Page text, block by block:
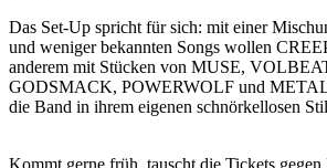
Das Set-Up spricht für sich: mit einer
und weniger bekannten Songs wollen
anderem mit Stücken von MUSE,
GODSMACK, POWERWOLF und
die Band in ihrem eigenen schnörkellosen
Kommt gerne früh, tauscht die Tickets